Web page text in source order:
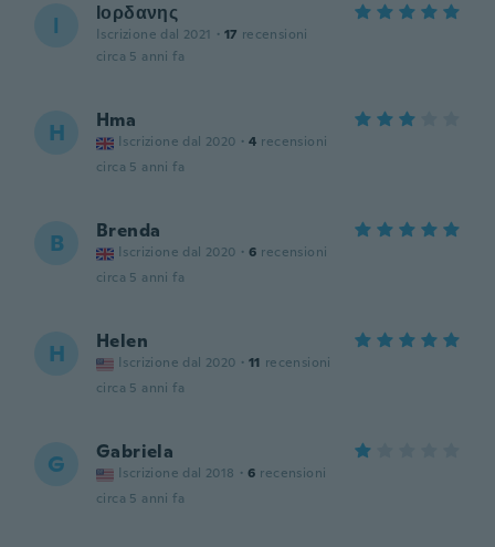
Ι Ιορδανης
Iscrizione dal 2021 · 17 recensioni
circa 5 anni fa
H Hma
Iscrizione dal 2020 · 4 recensioni
circa 5 anni fa
B Brenda
Iscrizione dal 2020 · 6 recensioni
circa 5 anni fa
H Helen
Iscrizione dal 2020 · 11 recensioni
circa 5 anni fa
G Gabriela
Iscrizione dal 2018 · 6 recensioni
circa 5 anni fa